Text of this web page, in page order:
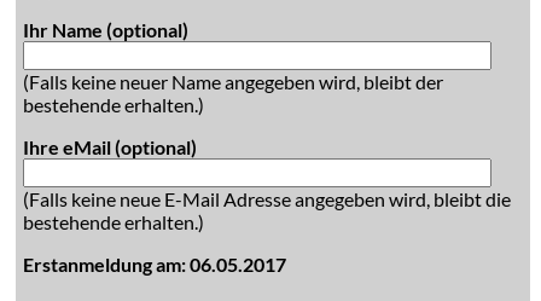
Ihr Name (optional)
(Falls keine neuer Name angegeben wird, bleibt der
bestehende erhalten.)
Ihre eMail (optional)
(Falls keine neue E-Mail Adresse angegeben wird, bleibt die
bestehende erhalten.)
Erstanmeldung am: 06.05.2017